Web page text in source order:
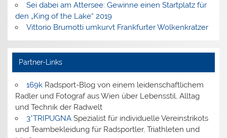
Sei dabei am Attersee: Gewinne einen Startplatz für
den „King of the Lake“ 2019
Vittorio Brumotti umkurvt Frankfurter Wolkenkratzer
Partner-Links
169kRadsport-Blog von einem leidenschaftlichem
Radler und Fotograf aus Wien über Lebensstil, Alltag
und Technik der Radwelt
3*TRIPUGNASpezialist für individuelle Vereinstrikots
und Teambekleidung für Radsportler, Triathleten und